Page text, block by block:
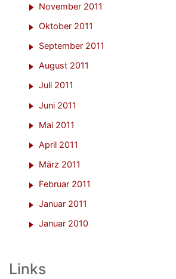
November 2011
Oktober 2011
September 2011
August 2011
Juli 2011
Juni 2011
Mai 2011
April 2011
März 2011
Februar 2011
Januar 2011
Januar 2010
Links